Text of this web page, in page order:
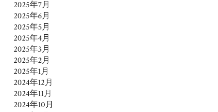
2025年7月
2025年6月
2025年5月
2025年4月
2025年3月
2025年2月
2025年1月
2024年12月
2024年11月
2024年10月